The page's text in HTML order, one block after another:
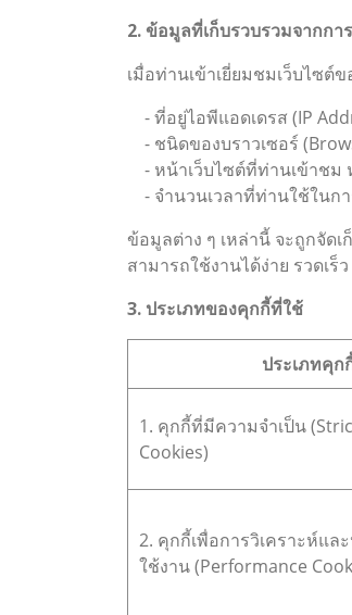
2. ข้อมูลที่เก็บรวบรวมจากกา
เมื่อท่านเข้าเยี่ยมชมเว็บไซต์
- ที่อยู่ไอพีแอดเดรส (IP
- ชนิดของบราวเซอร์
- หน้าเว็บไซต์ที่ท่านเข้าชม
- จำนวนเวลาที่ท่านใช้ในก
ข้อมูลต่าง ๆ เหล่านี้ จะถูกจัด
สามารถใช้งานได้ง่าย รวดเ
3. ประเภทของคุกกี้ที่ใช้
ประเภทคุก
1. คุกกี้ที่มีความจำเป็น
Cookies)
2. คุกกี้เพื่อการวิเคราะห์แล
ใช้งาน (Performance